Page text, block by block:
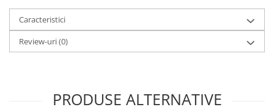
Star Trek
Fallout
Stranger Things
Retro Arcade – Jocuri, Console si
Caracteristici
Review-uri(0)
PRODUSE ALTERNATIVE